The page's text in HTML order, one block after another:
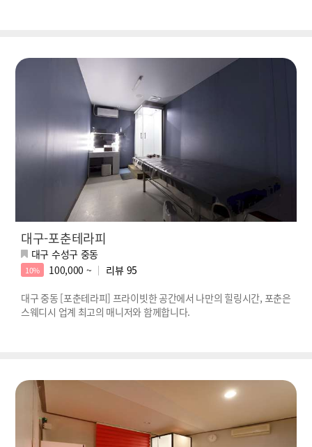
대구-포춘테라피
대구 수성구 중동
10% 100,000 ~ 리뷰 95
대구 중동 [포춘테라피] 프라이빗한 공간에서 나만의 힐링시간, 포춘은
스웨디시 업계 최고의 매니저와 함께합니다.